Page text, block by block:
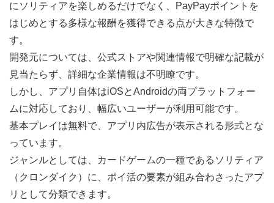
にソリティアを楽しめるだけでなく、PayPayポイントを
はじめとする多様な報酬を獲得できる点が大きな特徴で
す。
開発元については、公式ストアや関連情報で明確な記載が
見当たらず、詳細な企業情報は不明瞭です。
しかし、アプリ自体はiOSとAndroidの両プラットフォー
ムに対応しており、幅広いユーザーが利用可能です。
基本プレイは無料で、アプリ内広告が表示される形式とな
っています。
ジャンルとしては、カードゲームの一種であるソリティア
（クロンダイク）に、ポイ活の要素が組み合わさったアプ
リとして分類できます。